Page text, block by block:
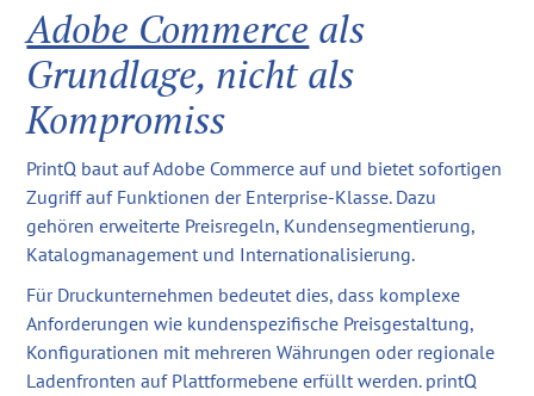
Adobe Commerce als
Grundlage, nicht als
Kompromiss
PrintQ baut auf Adobe Commerce auf und bietet sofortigen
Zugriff auf Funktionen der Enterprise-Klasse. Dazu
gehören erweiterte Preisregeln, Kundensegmentierung,
Katalogmanagement und Internationalisierung.
Für Druckunternehmen bedeutet dies, dass komplexe
Anforderungen wie kundenspezifische Preisgestaltung,
Konfigurationen mit mehreren Währungen oder regionale
Ladenfronten auf Plattformebene erfüllt werden. printQ